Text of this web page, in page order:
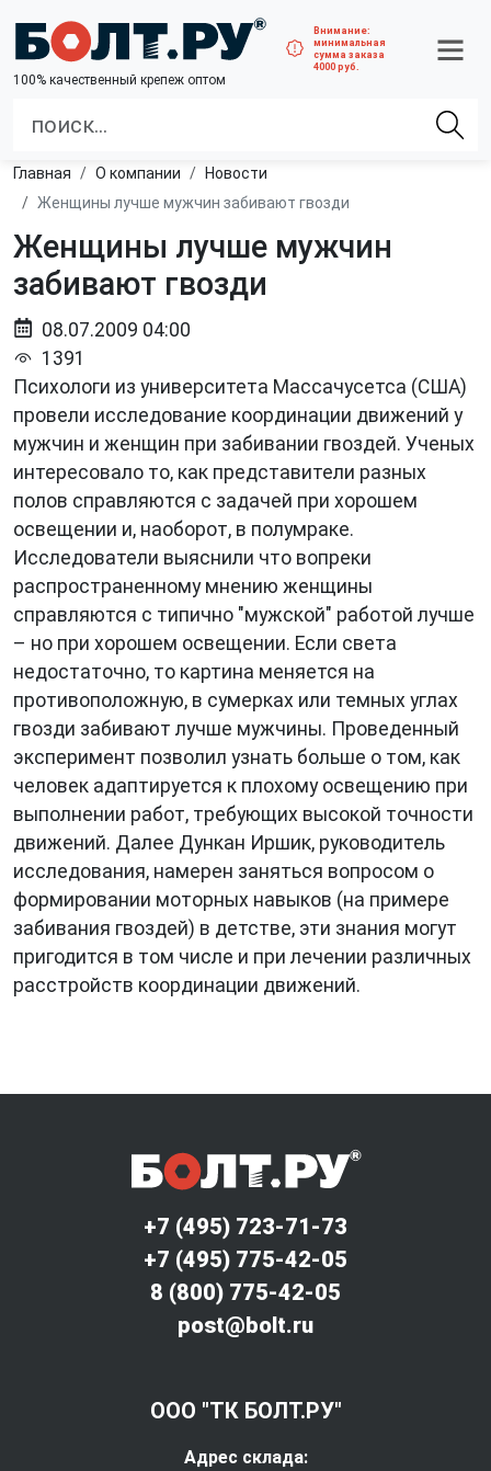
100% качественный крепеж оптом
Внимание:
минимальная
сумма заказа
4000 руб.
Главная О компании
Новости
Женщины лучше мужчин забивают гвозди
Женщины лучше мужчин
забивают гвозди
08.07.2009 04:00
1391
Психологи из университета Массачусетса (США)
провели исследование координации движений у
мужчин и женщин при забивании гвоздей. Ученых
интересовало то, как представители разных
полов справляются с задачей при хорошем
освещении и, наоборот, в полумраке.
Исследователи выяснили что вопреки
распространенному мнению женщины
справляются с типично "мужской" работой лучше
– но при хорошем освещении. Если света
недостаточно, то картина меняется на
противоположную, в сумерках или темных углах
гвозди забивают лучше мужчины. Проведенный
эксперимент позволил узнать больше о том, как
человек адаптируется к плохому освещению при
выполнении работ, требующих высокой точности
движений. Далее Дункан Иршик, руководитель
исследования, намерен заняться вопросом о
формировании моторных навыков (на примере
забивания гвоздей) в детстве, эти знания могут
пригодится в том числе и при лечении различных
расстройств координации движений.
+7 (495) 723-71-73
+7 (495) 775-42-05
8 (800) 775-42-05
post@bolt.ru
ООО "ТК БОЛТ.РУ"
Адрес склада: